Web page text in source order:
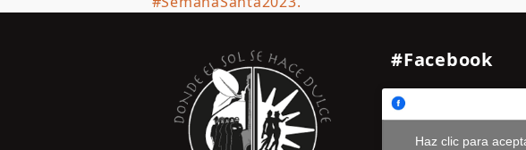
#Facebook
Haz clic para